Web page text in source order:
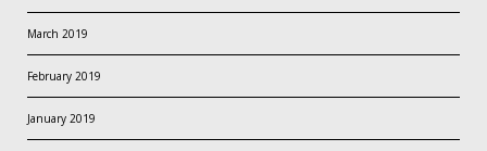
March 2019
February 2019
January 2019